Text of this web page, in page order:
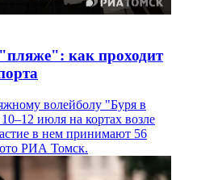
как проходит
волейболу "Буря в
июля на кортах возле
в нем принимают 56
РИА Томск.